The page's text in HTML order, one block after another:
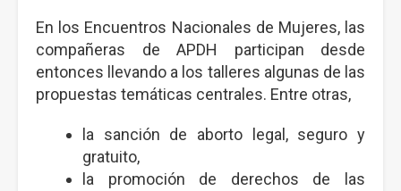
En los Encuentros Nacionales de Mujeres, las
compañeras de APDH participan desde
entonces llevando a los talleres algunas de las
propuestas temáticas centrales. Entre otras,
la sanción de aborto legal, seguro y
gratuito,
la promoción de derechos de las